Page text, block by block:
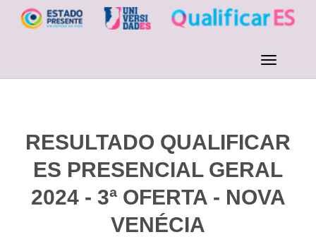
RESULTADO QUALIFICAR
ES PRESENCIAL GERAL
2024 - 3ª OFERTA - NOVA
VENÉCIA